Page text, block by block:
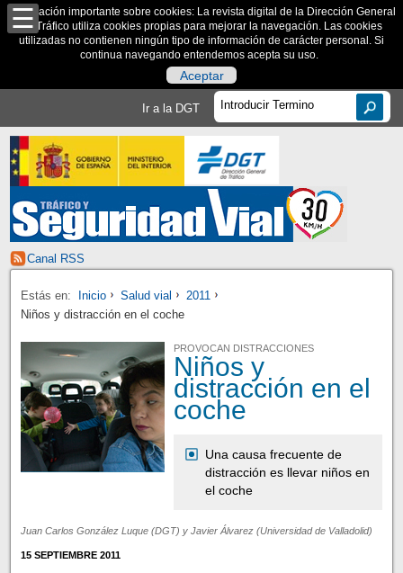
Información importante sobre cookies: La revista digital de la Dirección General
de Tráfico utiliza cookies propias para mejorar la navegación. Las cookies
utilizadas no contienen ningún tipo de información de carácter personal. Si
continua navegando entendemos acepta su uso.
Aceptar
Ir a la DGT
Canal RSS
Estás en: Inicio Salud vial
2011
Niños y distracción en el coche
PROVOCAN DISTRACCIONES
Niños y
distracción en el
coche
Una causa frecuente de
distracción es llevar niños en
el coche
Juan Carlos González Luque (DGT) y Javier Álvarez (Universidad de Valladolid)
15 SEPTIEMBRE 2011